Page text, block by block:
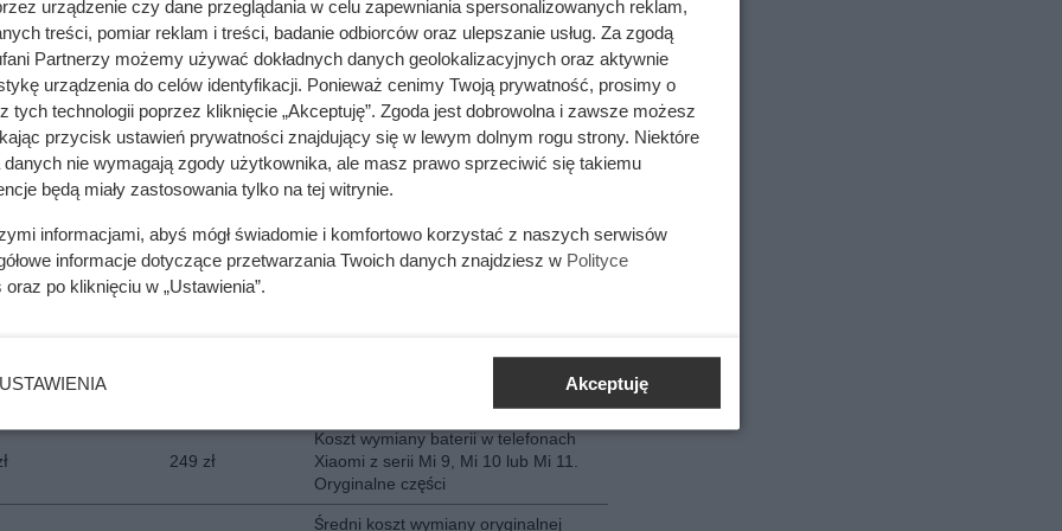
291 zł
Koszt wymiany baterii w telefonach
Samsung Z Fold 3, Z Fold 4 i Z Fold
5. Znany serwis i oryginalne części.
281 zł
Koszt wymiany baterii w telefonach
Samsung Z Flip 3, 4, 5. Oryginalna
bateria
384 zł
Średni koszt wymiany baterii w
telefonie Apple IPhone 13,14,15.
Oryginał
Koszt wymiany oryginalnej baterii w
telefonach Xiaomi z modeli Readmi i
249 zł
Koszt wymiany baterii w telefonach
Xiaomi z serii Mi 9, Mi 10 lub Mi 11.
Oryginalne części
Średni koszt wymiany oryginalnej
urządzenie czy dane przeglądania w celu zapewniania spersonalizowanych reklam,
treści, pomiar reklam i treści, badanie odbiorców oraz ulepszanie usług. Za zgodą
Partnerzy możemy używać dokładnych danych geolokalizacyjnych oraz aktywnie
urządzenia do celów identyfikacji. Ponieważ cenimy Twoją prywatność, prosimy o
tych technologii poprzez kliknięcie „Akceptuję”. Zgoda jest dobrowolna i zawsze możesz
przycisk ustawień prywatności znajdujący się w lewym dolnym rogu strony. Niektóre
danych nie wymagają zgody użytkownika, ale masz prawo sprzeciwić się takiemu
będą miały zastosowania tylko na tej witrynie.
informacjami, abyś mógł świadomie i komfortowo korzystać z naszych serwisów
informacje dotyczące przetwarzania Twoich danych znajdziesz w Polityce
oraz po kliknięciu w „Ustawienia”.
USTAWIENIA Akceptuję